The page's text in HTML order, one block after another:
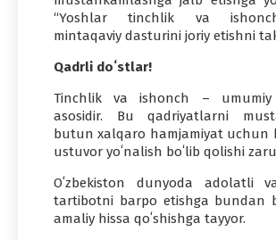
“Yoshlar tinchlik va
mintaqaviy dasturini joriy etishni
Qadrli doʻstlar!
Tinchlik va ishonch – umumiy
asosidir. Bu qadriyatlarni
butun xalqaro hamjamiyat uchun
ustuvor yoʻnalish boʻlib qolishi
Oʻzbekiston dunyoda adolatli
tartibotni barpo etishga bundan
amaliy hissa qoʻshishga tayyor.